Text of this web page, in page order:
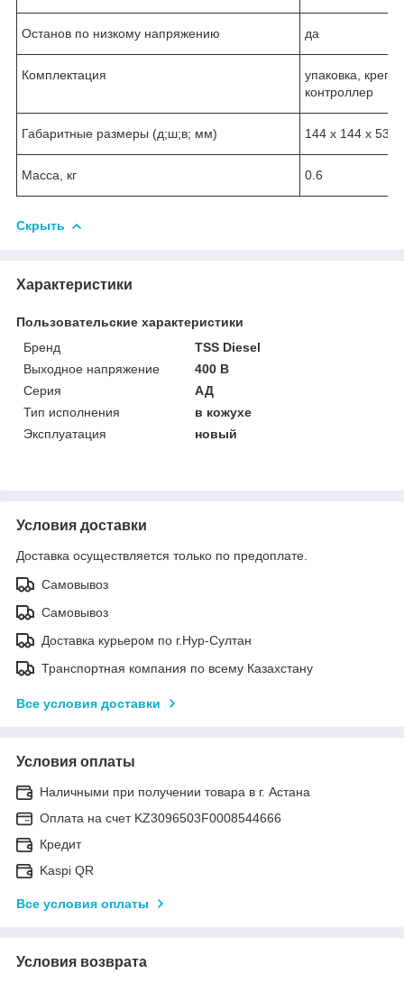
Останов по низкому напряжению да
Комплектация
упаковка,
контроллер
Габаритные размеры (д;ш;в; мм) 144 х 144 х 53.3
Масса, кг 0.6
Скрыть
Характеристики
Пользовательские характеристики
Бренд
TSS Diesel
Выходное напряжение
400 В
Серия
АД
Тип исполнения
в кожухе
Эксплуатация
новый
Условия доставки
Доставка осуществляется только по предоплате.
Самовывоз
Самовывоз
Доставка курьером по г.Нур-Султан
Транспортная компания по всему Казахстану
Все условия доставки
Условия оплаты
Наличными при получении товара в г. Астана
Оплата на счет KZ3096503F0008544666
Кредит
Kaspi QR
Все условия оплаты
Условия возврата